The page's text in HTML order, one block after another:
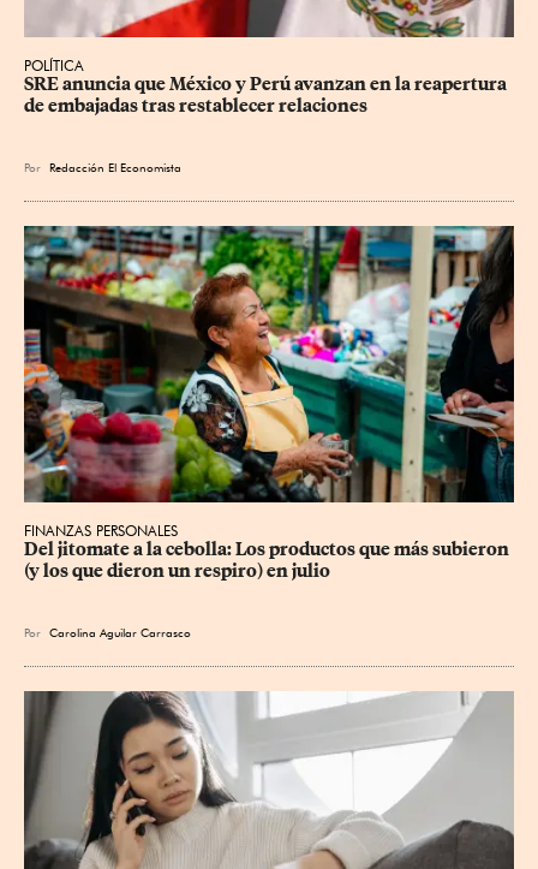
POLÍTICA
SRE anuncia que México y Perú avanzan en la reapertura
de embajadas tras restablecer relaciones
Por Redacción El Economista
FINANZAS PERSONALES
Del jitomate a la cebolla: Los productos que más subieron
(y los que dieron un respiro) en julio
Por Carolina Aguilar Carrasco